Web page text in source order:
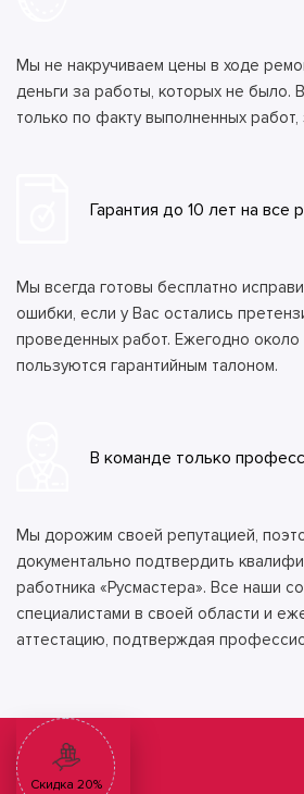
Мы не накручиваем цены в ходе
деньги за работы, которых не было.
только по факту выполненных работ,
Гарантия до 10 лет на все
Мы всегда готовы бесплатно
ошибки, если у Вас остались
проведенных работ. Ежегодно около
пользуются гарантийным талоном.
В команде только
Мы дорожим своей репутацией,
документально подтвердить
работника «Русмастера». Все наши
специалистами в своей области и
аттестацию, подтверждая
Скидка 20%